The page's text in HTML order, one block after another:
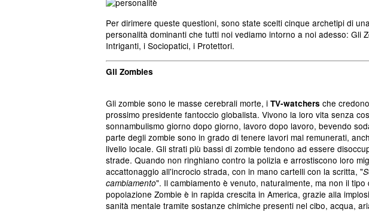
Per dirimere queste questioni, sono state scelti cinque archetipi di
personalità dominanti che tutti noi vediamo intorno a noi adesso: Gli
Intriganti, i Sociopatici, i Protettori.
Gli Zombies
Gli zombie sono le masse cerebrali morte, i TV-watchers che
prossimo presidente fantoccio globalista. Vivono la loro vita senza
sonnambulismo giorno dopo giorno, lavoro dopo lavoro, bevendo
parte degli zombie sono in grado di tenere lavori mal remunerati,
livello locale. Gli strati più bassi di zombie tendono ad essere
strade. Quando non ringhiano contro la polizia e arrostiscono loro
accattonaggio all'incrocio strada, con in mano cartelli con la scritta, "
cambiamento". Il cambiamento è venuto, naturalmente, ma non il
popolazione Zombie è in rapida crescita in America, grazie alla
sanità mentale tramite sostanze chimiche presenti nel cibo, acqua,